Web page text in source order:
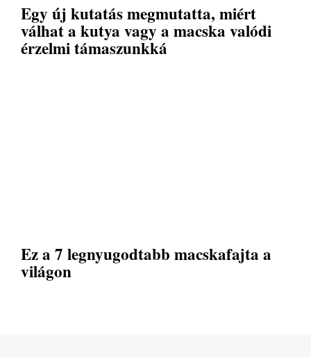
Egy új kutatás megmutatta, miért
válhat a kutya vagy a macska valódi
érzelmi támaszunkká
Ez a 7 legnyugodtabb macskafajta a
világon